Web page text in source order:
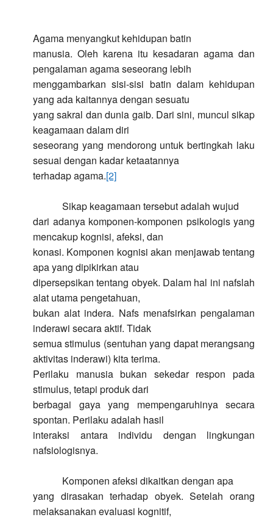
Agama menyangkut kehidupan batin
manusia. Oleh karena itu kesadaran agama dan
pengalaman agama seseorang lebih
menggambarkan sisi-sisi batin dalam kehidupan
yang ada kaitannya dengan sesuatu
yang sakral dan dunia gaib. Dari sini, muncul sikap
keagamaan dalam diri
seseorang yang mendorong untuk bertingkah laku
sesuai dengan kadar ketaatannya
terhadap agama.[2]
Sikap keagamaan tersebut adalah wujud
dari adanya komponen-komponen psikologis yang
mencakup kognisi, afeksi, dan
konasi. Komponen kognisi akan menjawab tentang
apa yang dipikirkan atau
dipersepsikan tentang obyek. Dalam hal ini nafslah
alat utama pengetahuan,
bukan alat indera. Nafs menafsirkan pengalaman
inderawi secara aktif. Tidak
semua stimulus (sentuhan yang dapat merangsang
aktivitas inderawi) kita terima.
Perilaku manusia bukan sekedar respon pada
stimulus, tetapi produk dari
berbagai gaya yang mempengaruhinya secara
spontan. Perilaku adalah hasil
interaksi antara individu dengan lingkungan
nafsiologisnya.
Komponen afeksi dikaitkan dengan apa
yang dirasakan terhadap obyek. Setelah orang
melaksanakan evaluasi kognitif,